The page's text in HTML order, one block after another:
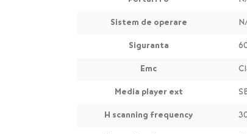
Sistem de operare
Siguranta
Emc
Media player ext
H scanning frequency